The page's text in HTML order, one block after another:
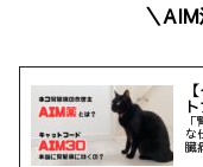
＼
な
臓